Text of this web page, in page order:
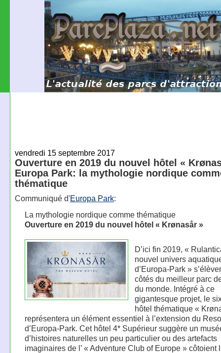
vendredi 15 septembre 2017
Ouverture en 2019 du nouvel hôtel «
Europa Park: la mythologie nordique
thématique
Communiqué d'Europa Park:
La mythologie nordique comme thématique
Ouverture en 2019 du nouvel hôtel « Krønasår »
D’ici fin 2019, «
nouvel univers
d’Europa-Park »
côtés du meilleur parc
du monde. Intégré à ce
gigantesque projet, le
hôtel thématique «
représentera un élément essentiel à l’extension du
d’Europa-Park. Cet hôtel 4* Supérieur suggère un
d’histoires naturelles un peu particulier ou des artefacts
imaginaires de l’ « Adventure Club of Europe » côtoient